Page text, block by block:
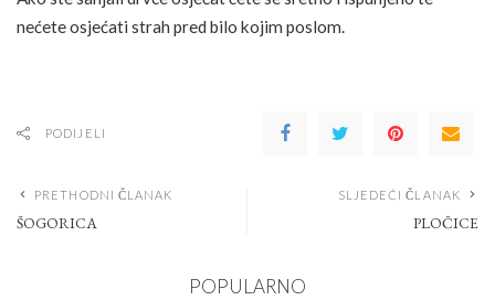
nećete osjećati strah pred bilo kojim poslom.
PODIJELI
PRETHODNI ČLANAK
ŠOGORICA
SLJEDEĆI ČLANAK
PLOČICE
POPULARNO